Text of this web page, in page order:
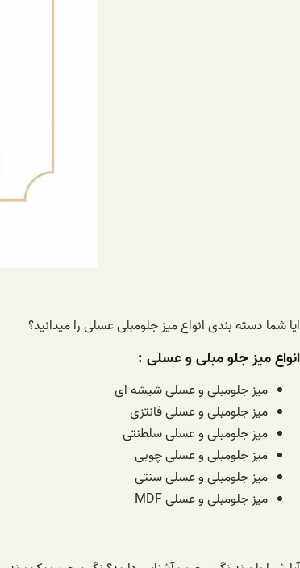
ایا شما دسته بندی انواع میز جلومبلی عسلی را میدانید؟
انواع میز جلو مبلی و عسلی :
میز جلومبلی و عسلی شیشه ای
میز جلومبلی و عسلی فانتزی
میز جلومبلی و عسلی سلطنتی
میز جلومبلی و عسلی چوبی
میز جلومبلی و عسلی سنتی
میز جلومبلی و عسلی MDF